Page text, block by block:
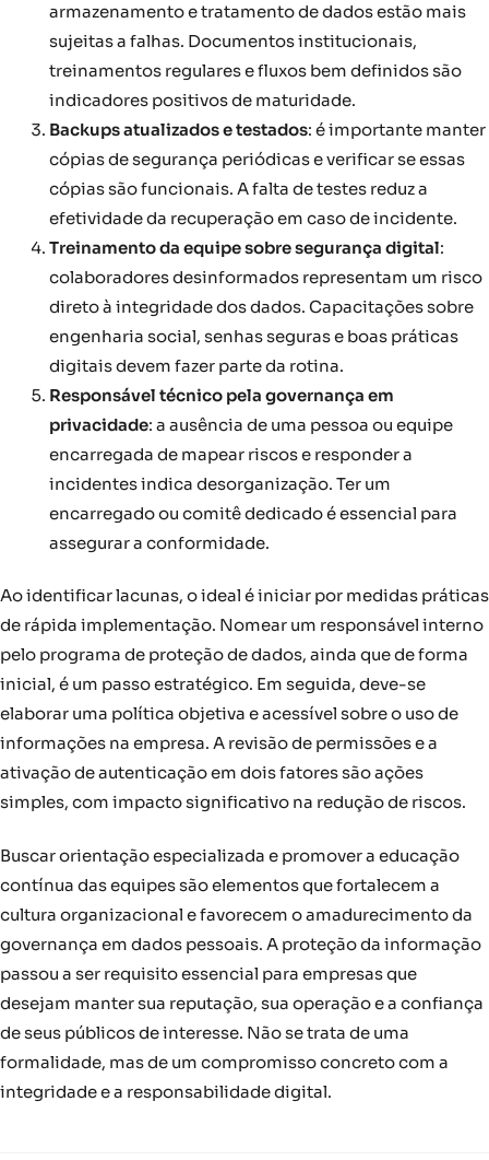
armazenamento e tratamento de dados estão mais
sujeitas a falhas. Documentos institucionais,
treinamentos regulares e fluxos bem definidos são
indicadores positivos de maturidade.
Backups atualizados e testados: é importante manter
cópias de segurança periódicas e verificar se essas
cópias são funcionais. A falta de testes reduz a
efetividade da recuperação em caso de incidente.
Treinamento da equipe sobre segurança digital:
colaboradores desinformados representam um risco
direto à integridade dos dados. Capacitações sobre
engenharia social, senhas seguras e boas práticas
digitais devem fazer parte da rotina.
Responsável técnico pela governança em
privacidade: a ausência de uma pessoa ou equipe
encarregada de mapear riscos e responder a
incidentes indica desorganização. Ter um
encarregado ou comitê dedicado é essencial para
assegurar a conformidade.
Ao identificar lacunas, o ideal é iniciar por medidas práticas
de rápida implementação. Nomear um responsável interno
pelo programa de proteção de dados, ainda que de forma
inicial, é um passo estratégico. Em seguida, deve-se
elaborar uma política objetiva e acessível sobre o uso de
informações na empresa. A revisão de permissões e a
ativação de autenticação em dois fatores são ações
simples, com impacto significativo na redução de riscos.
Buscar orientação especializada e promover a educação
contínua das equipes são elementos que fortalecem a
cultura organizacional e favorecem o amadurecimento da
governança em dados pessoais. A proteção da informação
passou a ser requisito essencial para empresas que
desejam manter sua reputação, sua operação e a confiança
de seus públicos de interesse. Não se trata de uma
formalidade, mas de um compromisso concreto com a
integridade e a responsabilidade digital.